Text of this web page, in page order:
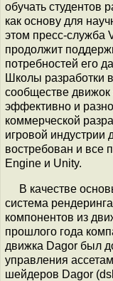
обучать студентов
как основу для
этом пресс-служба
продолжит
потребностей его
Школы разработки
сообществе движок
эффективно и
коммерческой
игровой индустрии
востребован и все
Engine и Unity.
В качестве
система
компонентов из
прошлого года
движка Dagor был
управления
шейдеров Dagor